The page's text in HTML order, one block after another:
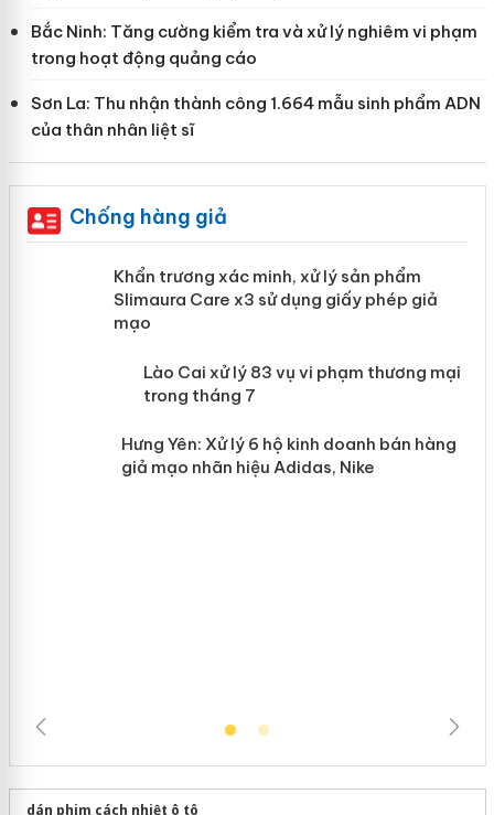
Bắc Ninh: Tăng cường kiểm tra và xử lý nghiêm vi phạm
trong hoạt động quảng cáo
Sơn La: Thu nhận thành công 1.664 mẫu sinh phẩm ADN
của thân nhân liệt sĩ
Chống hàng giả
Khẩn trương xác minh, xử lý sản phẩm
Slimaura Care x3 sử dụng giấy phép giả
mạo
Lào Cai xử lý 83 vụ vi phạm thương
mại trong tháng 7
dán phim cách nhiệt ô tô